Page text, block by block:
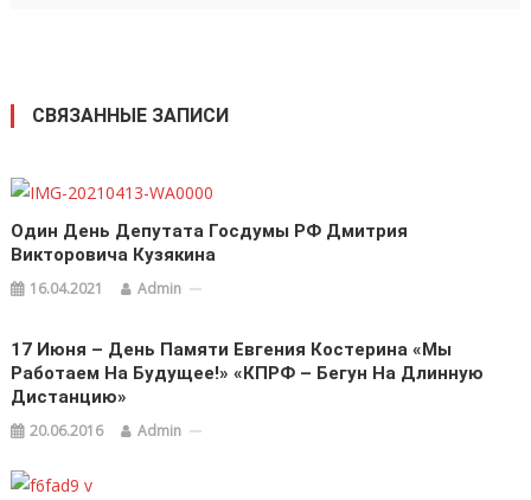
СВЯЗАННЫЕ ЗАПИСИ
Один День Депутата Госдумы РФ Дмитрия
Викторовича Кузякина
16.04.2021 Admin
17 Июня – День Памяти Евгения Костерина «Мы
Работаем На Будущее!» «КПРФ – Бегун На Длинную
Дистанцию»
20.06.2016 Admin